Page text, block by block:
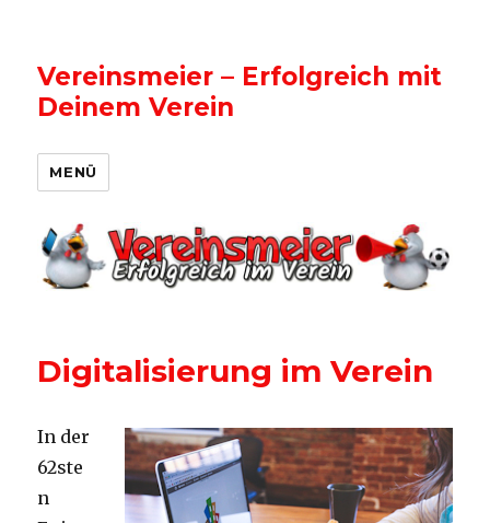
Vereinsmeier – Erfolgreich mit
Deinem Verein
MENÜ
Digitalisierung im Verein
In der
62ste
n